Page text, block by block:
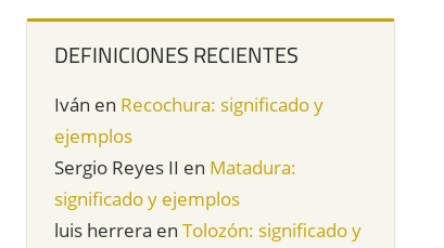
DEFINICIONES RECIENTES
Iván en Recochura: significado y
ejemplos
Sergio Reyes II en Matadura:
significado y ejemplos
luis herrera enTolozón: significado y